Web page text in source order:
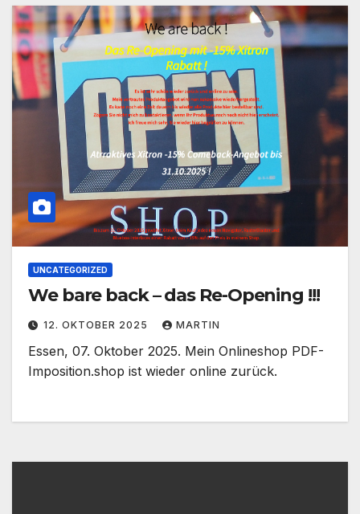
UNCATEGORIZED
We bare back – das Re-Opening !!!
12. OKTOBER 2025 MARTIN
Essen, 07. Oktober 2025. Mein Onlineshop PDF-
Imposition.shop ist wieder online zurück.